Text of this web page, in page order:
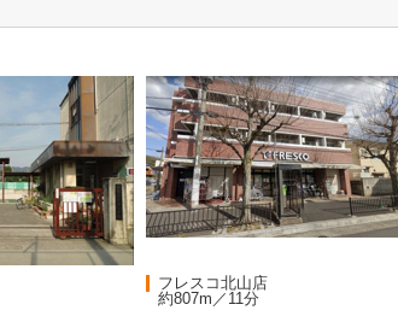
フレスコ北山店
約807m／11分